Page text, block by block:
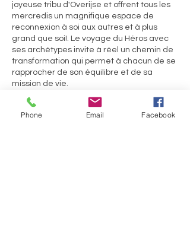
joyeuse tribu d'Overijse et offrent tous les
mercredis un magnifique espace de
reconnexion à soi aux autres et à plus
grand que soi!. Le voyage du Héros avec
ses archétypes invite à réel un chemin de
transformation qui permet à chacun de se
rapprocher de son équilibre et de sa
mission de vie.
***Voir la VIDEO de présentation de la
biodanza en bas de la page d'accueil de
Phone Email Facebook